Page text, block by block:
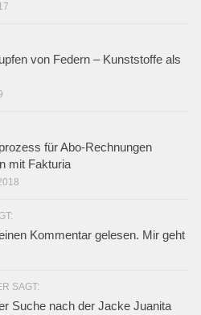
von Federn – Kunststoffe als
für Abo-Rechnungen
mit Fakturia
Kommentar gelesen. Mir geht
SAGT:
Suche nach der Jacke Juanita